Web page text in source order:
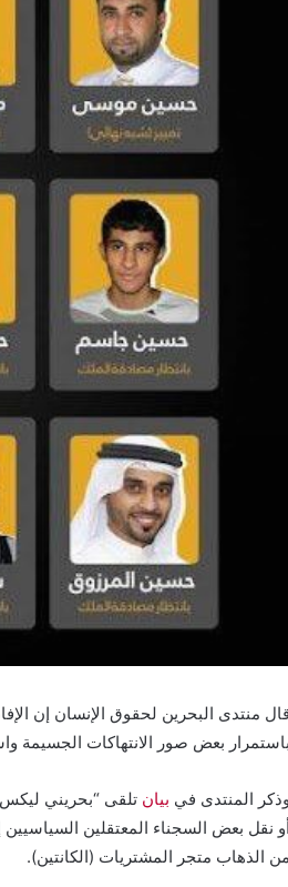
قال منتدى البحرين لحقوق الإنسان إن
باستمرار بعض صور الانتهاكات الجسيمة
وذكر المنتدى في بيان تلقى “بحريني
من الذهاب متجر المشتريات (الكانتين).